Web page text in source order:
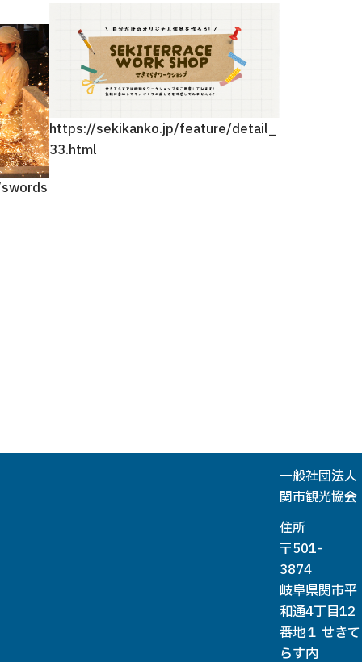
https://sekikanko.jp/feature/detail_
33.html
一般社団法人
関市観光協会
住所
〒501-
3874
岐阜県関市平
和通4丁目12
番地１ せきて
らす内